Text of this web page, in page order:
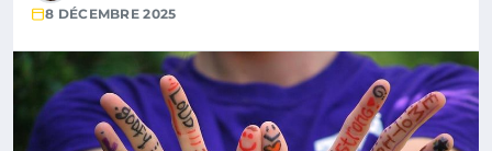
8 DÉCEMBRE 2025